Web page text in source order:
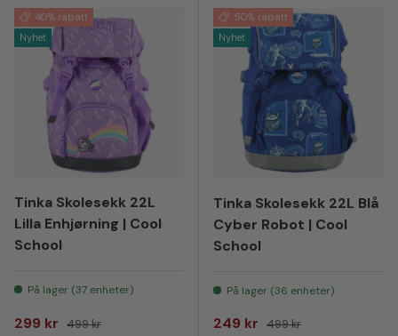
40% rabatt
Nyhet
Tinka Skolesekk 22L
Lilla Enhjørning | Cool
School
På lager (37 enheter)
Salgspris
299 kr Vanlig pris
499 kr
50% rabatt
Nyhet
Tinka Skolesekk 22L Blå
Cyber Robot | Cool
School
På lager (36 enheter)
Salgspris
249 kr Vanlig pris
499 kr